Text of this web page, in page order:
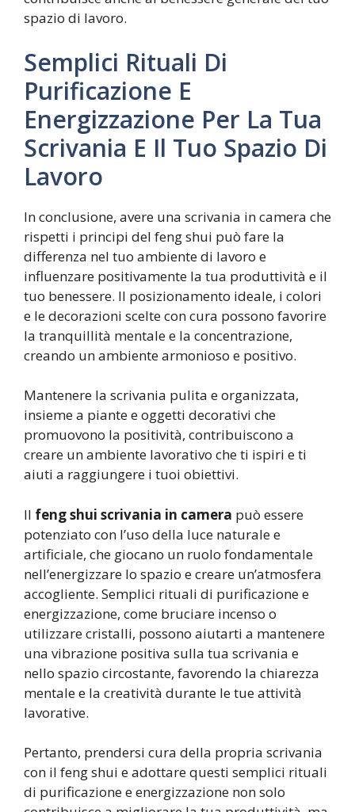
spazio di lavoro.
Semplici Rituali Di
Purificazione E
Energizzazione Per La Tua
Scrivania E Il Tuo Spazio Di
Lavoro
In conclusione, avere una scrivania in camera che
rispetti i principi del feng shui può fare la
differenza nel tuo ambiente di lavoro e
influenzare positivamente la tua produttività e il
tuo benessere. Il posizionamento ideale, i colori
e le decorazioni scelte con cura possono favorire
la tranquillità mentale e la concentrazione,
creando un ambiente armonioso e positivo.
Mantenere la scrivania pulita e organizzata,
insieme a piante e oggetti decorativi che
promuovono la positività, contribuiscono a
creare un ambiente lavorativo che ti ispiri e ti
aiuti a raggiungere i tuoi obiettivi.
Il feng shui scrivania in camera può essere
potenziato con l’uso della luce naturale e
artificiale, che giocano un ruolo fondamentale
nell’energizzare lo spazio e creare un’atmosfera
accogliente. Semplici rituali di purificazione e
energizzazione, come bruciare incenso o
utilizzare cristalli, possono aiutarti a mantenere
una vibrazione positiva sulla tua scrivania e
nello spazio circostante, favorendo la chiarezza
mentale e la creatività durante le tue attività
lavorative.
Pertanto, prendersi cura della propria scrivania
con il feng shui e adottare questi semplici rituali
di purificazione e energizzazione non solo